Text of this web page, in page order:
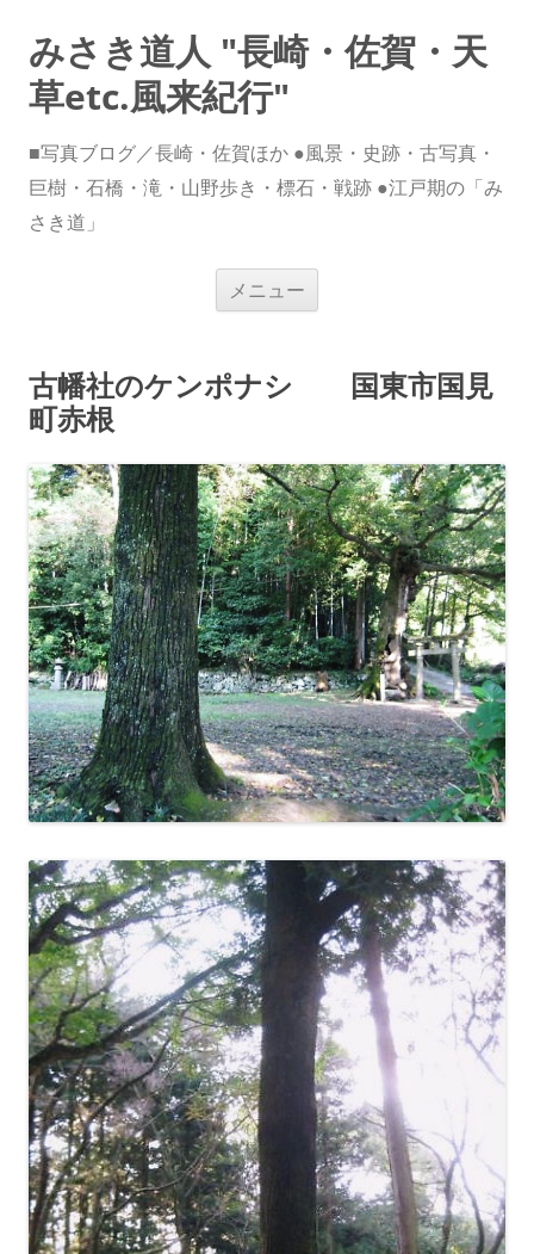
みさき道人 "長崎・佐賀・天
草etc.風来紀行"
■写真ブログ／長崎・佐賀ほか ●風景・史跡・古写真・
巨樹・石橋・滝・山野歩き・標石・戦跡 ●江戸期の「み
さき道」
メニュー
古幡社のケンポナシ 国東市国見
町赤根